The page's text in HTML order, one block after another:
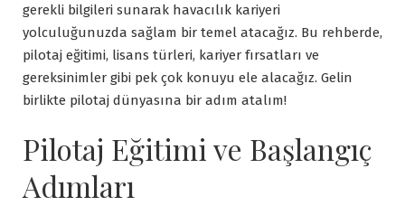
gerekli bilgileri sunarak havacılık kariyeri
yolculuğunuzda sağlam bir temel atacağız. Bu rehberde,
pilotaj eğitimi, lisans türleri, kariyer fırsatları ve
gereksinimler gibi pek çok konuyu ele alacağız. Gelin
birlikte pilotaj dünyasına bir adım atalım!
Pilotaj Eğitimi ve Başlangıç
Adımları